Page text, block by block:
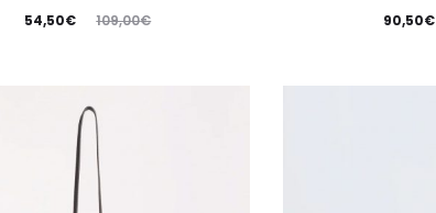
109,00€
54,50€ 90,50€